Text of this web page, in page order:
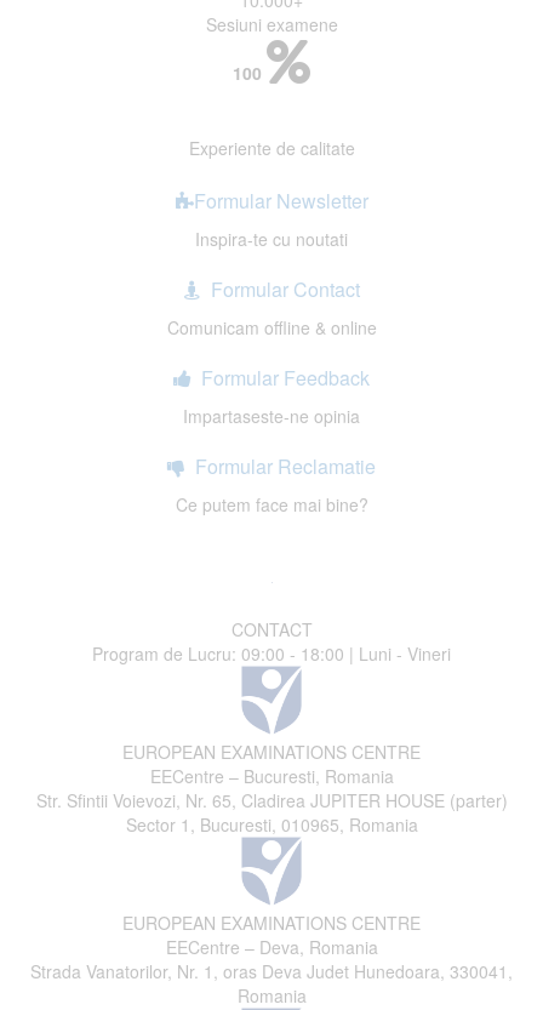
Sesiuni examene
100
Experiente de calitate
Formular Newsletter
Inspira-te cu noutati
Formular Contact
Comunicam offline & online
Formular Feedback
Impartaseste-ne opinia
Formular Reclamatie
Ce putem face mai bine?
CONTACT
Program de Lucru: 09:00 - 18:00 | Luni - Vineri
EUROPEAN EXAMINATIONS CENTRE
EECentre – Bucuresti, Romania
Str. Sfintii Voievozi, Nr. 65, Cladirea JUPITER HOUSE (parter)
Sector 1, Bucuresti, 010965, Romania
EUROPEAN EXAMINATIONS CENTRE
EECentre – Deva, Romania
Strada Vanatorilor, Nr. 1, oras Deva Judet Hunedoara, 330041,
Romania